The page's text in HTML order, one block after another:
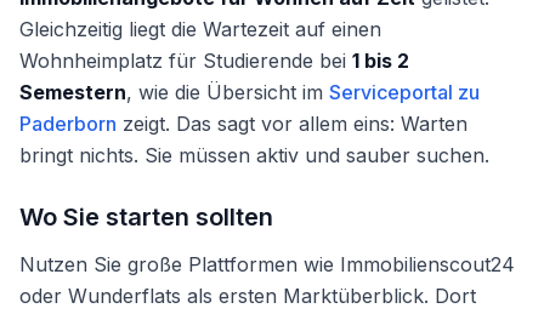
Gleichzeitig liegt die Wartezeit auf einen
Wohnheimplatz für Studierende bei 1 bis 2
Semestern, wie die Übersicht im Serviceportal zu
Paderborn zeigt. Das sagt vor allem eins: Warten
bringt nichts. Sie müssen aktiv und sauber suchen.
Wo Sie starten sollten
Nutzen Sie große Plattformen wie Immobilienscout24
oder Wunderflats als ersten Marktüberblick. Dort